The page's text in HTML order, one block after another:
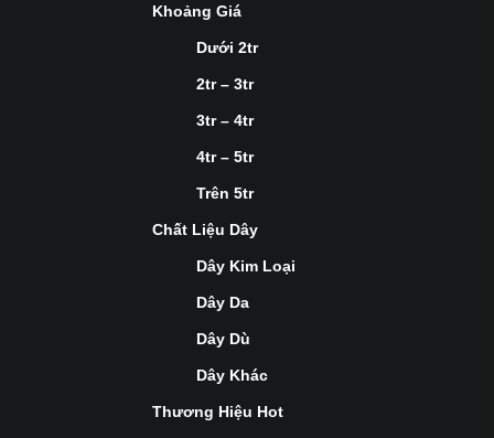
Khoảng Giá
Dưới 2tr
2tr – 3tr
3tr – 4tr
4tr – 5tr
Trên 5tr
Chất Liệu Dây
Dây Kim Loại
Dây Da
Dây Dù
Dây Khác
Thương Hiệu Hot